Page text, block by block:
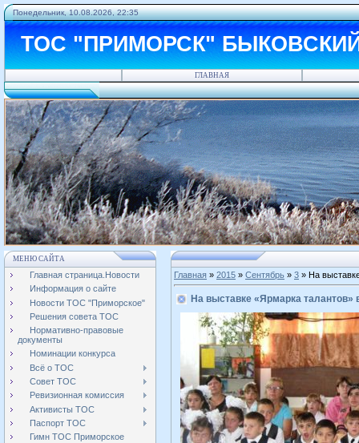
Понедельник, 10.08.2026, 22:35
ТОС "ПРИМОРСК"
ГЛАВНАЯ
МЕНЮ САЙТА
Главная страница.Новости
Информация о сайте
Новости ТОС "Приморское"
Решения совета ТОС
Нормативно-правовые
документы
Номинации конкурса
Всё о ТОС
Совет ТОС
Ревизионная комиссия
Активисты ТОС
Паспорт ТОС
Гимн ТОС Приморское
Главная » 2015 » Сентябрь » 3 » На
На выставке «Ярмарка